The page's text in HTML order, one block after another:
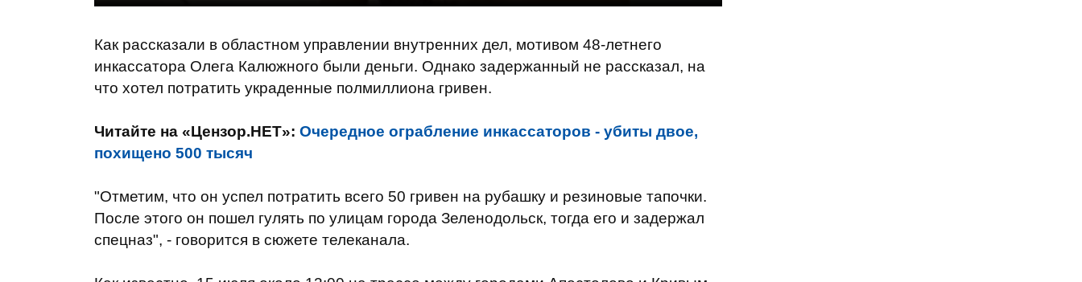
Как рассказали в областном управлении внутренних дел, мотивом 48-летнего
инкассатора Олега Калюжного были деньги. Однако задержанный не рассказал, на
что хотел потратить украденные полмиллиона гривен.
Читайте на «Цензор.НЕТ»: Очередное ограбление инкассаторов - убиты двое,
похищено 500 тысяч
"Отметим, что он успел потратить всего 50 гривен на рубашку и резиновые тапочки.
После этого он пошел гулять по улицам города Зеленодольск, тогда его и задержал
спецназ", - говорится в сюжете телеканала.